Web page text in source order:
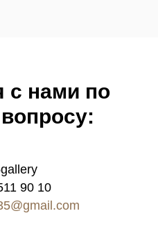
с нами по
90 10